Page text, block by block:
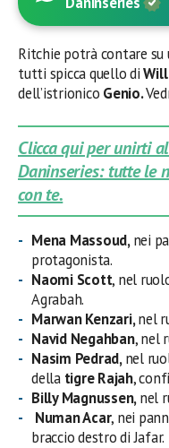
Ritchie potrà contare
tutti spicca quello di
dell’istrionico Genio.
Clicca qui per unirti
Daninseries: tutte le
con te.
Mena Massoud,nei
protagonista.
Naomi Scott, nel
Agrabah.
Marwan Kenzari,nel
Navid Negahban, nel
Nasim Pedrad,nel
della tigre Rajah,
Billy Magnussen,nel
Numan Acar, nei
braccio destro di Jafar.